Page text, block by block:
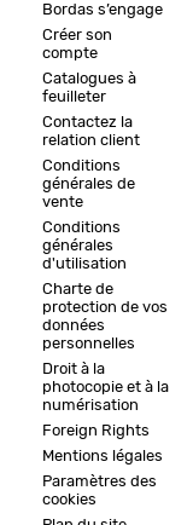
Bordas s’engage
Créer son
compte
Catalogues à
feuilleter
Contactez la
relation client
Conditions
générales de
vente
Conditions
générales
d'utilisation
Charte de
protection de vos
données
personnelles
Droit à la
photocopie et à la
numérisation
Foreign Rights
Mentions légales
Paramètres des
cookies